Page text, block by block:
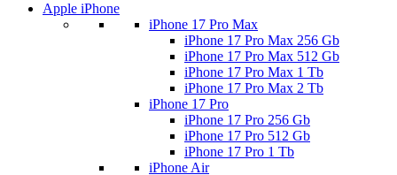
Apple iPhone
iPhone 17 Pro Max
iPhone 17 Pro Max 256 Gb
iPhone 17 Pro Max 512 Gb
iPhone 17 Pro Max 1 Tb
iPhone 17 Pro Max 2 Tb
iPhone 17 Pro
iPhone 17 Pro 256 Gb
iPhone 17 Pro 512 Gb
iPhone 17 Pro 1 Tb
iPhone Air